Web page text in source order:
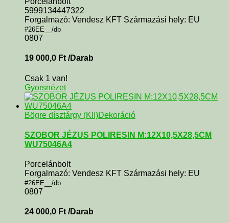
5999134447322
Forgalmazó: Vendesz KFT Származási hely: EU
#26EE__/db
0807
19 000,0 Ft /Darab
Csak 1 van!
Gyorsnézet
Bögre dísztárgy (KII)Dekoráció
SZOBOR JÉZUS POLIRESIN M:12X10,5X28,5CM
WU75046A4
Porcelánbolt
Forgalmazó: Vendesz KFT Származási hely: EU
#26EE__/db
0807
24 000,0 Ft /Darab